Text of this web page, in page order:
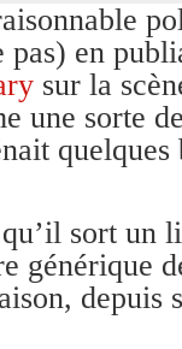
pas) en
sur la
une sorte
quelques
sort un
générique
depuis